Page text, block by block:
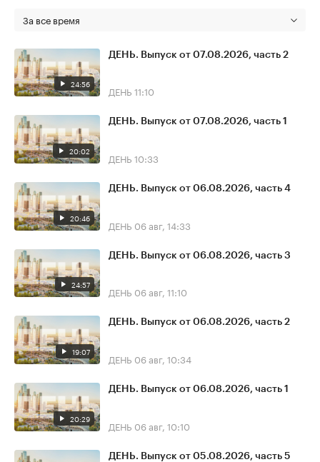
За все время
24:56
ДЕНЬ. Выпуск от 07.08.2026, часть 2
ДЕНЬ 11:10
20:02
ДЕНЬ. Выпуск от 07.08.2026, часть 1
ДЕНЬ 10:33
20:46
ДЕНЬ. Выпуск от 06.08.2026, часть 4
ДЕНЬ 06 авг, 14:33
24:57
ДЕНЬ. Выпуск от 06.08.2026, часть 3
ДЕНЬ 06 авг, 11:10
19:07
ДЕНЬ. Выпуск от 06.08.2026, часть 2
ДЕНЬ 06 авг, 10:34
20:29
ДЕНЬ. Выпуск от 06.08.2026, часть 1
ДЕНЬ 06 авг, 10:10
ДЕНЬ. Выпуск от 05.08.2026, часть 5